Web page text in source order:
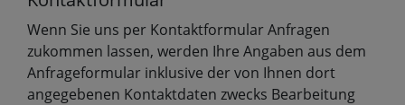
Wenn Sie uns per Kontaktformular Anfragen
zukommen lassen, werden Ihre Angaben aus dem
Anfrageformular inklusive der von Ihnen dort
angegebenen Kontaktdaten zwecks Bearbeitung